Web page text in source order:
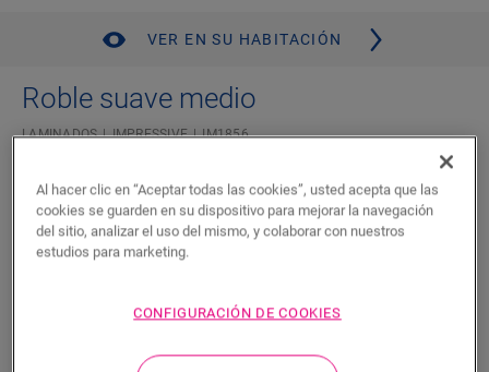
VER EN SU HABITACIÓN
Roble suave medio
LAMINADOS IMPRESSIVE IM1856
Apariencia de madera autentica
Garantía residencial de por vida
Plancha estándar
Bisel auténtico
Al hacer clic en “Aceptar todas las cookies”, usted acepta que las
cookies se guarden en su dispositivo para mejorar la navegación
del sitio, analizar el uso del mismo, y colaborar con nuestros
estudios para marketing.
CONFIGURACIÓN DE COOKIES